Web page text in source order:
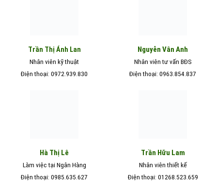
Trần Thị Ánh Lan
Nhân viên kỹ thuật
Điện thoại: 0972.939.830
Nguyễn Vân Anh
Nhân viên tư vấn BĐS
Điện thoại: 0963.854.837
Hà Thị Lê
Làm việc tại Ngân Hàng
Điện thoại: 0985.635.627
Trần Hữu Lam
Nhân viên thiết kế
Điện thoại: 01268.523.659